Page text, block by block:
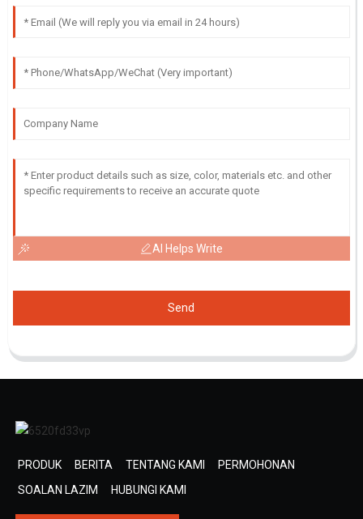
AI Helps Write
Send
PRODUK BERITA TENTANG KAMI
PERMOHONAN
SOALAN LAZIM
HUBUNGI KAMI